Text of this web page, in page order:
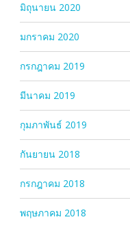
มิถุนายน 2020
มกราคม 2020
กรกฎาคม 2019
มีนาคม 2019
กุมภาพันธ์ 2019
กันยายน 2018
กรกฎาคม 2018
พฤษภาคม 2018